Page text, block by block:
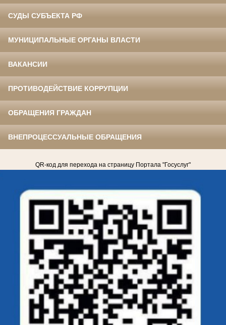
СУДЫ СУБЪЕКТА РФ
МУНИЦИПАЛЬНЫЕ ОРГАНЫ ВЛАСТИ
ВАКАНСИИ
ПРОТИВОДЕЙСТВИЕ КОРРУПЦИИ
ОБРАЩЕНИЯ ГРАЖДАН
ВНЕПРОЦЕССУАЛЬНЫЕ ОБРАЩЕНИЯ
QR-код для перехода на страницу Портала "Госуслуг"